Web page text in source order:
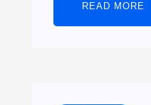
READ MORE